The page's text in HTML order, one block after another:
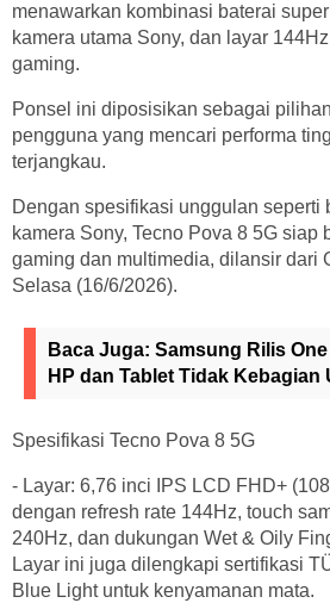
menawarkan kombinasi baterai
kamera utama Sony, dan layar
gaming.
Ponsel ini diposisikan sebagai
pengguna yang mencari performa
terjangkau.
Dengan spesifikasi unggulan seperti
kamera Sony, Tecno Pova 8 5G siap
gaming dan multimedia, dilansir dari
Selasa (16/6/2026).
Baca Juga: Samsung Rilis
HP dan Tablet Tidak Kebagian
Spesifikasi Tecno Pova 8 5G
- Layar: 6,76 inci IPS LCD FHD+
dengan refresh rate 144Hz, touch
240Hz, dan dukungan Wet & Oily
Layar ini juga dilengkapi sertifikasi
Blue Light untuk kenyamanan mata.